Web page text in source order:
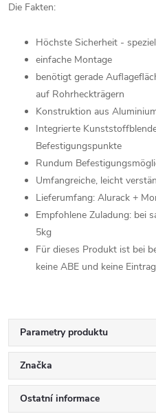
Die Fakten:
Höchste Sicherheit -
einfache Montage
benötigt gerade
auf Rohrheckträgern
Konstruktion aus
Integrierte
Befestigungspunkte
Rundum
Umfangreiche, leicht
Lieferumfang: Alurack +
Empfohlene Zuladung: bei
5kg
Für dieses Produkt ist bei
keine ABE und keine
Parametry produktu
Značka
Ostatní informace